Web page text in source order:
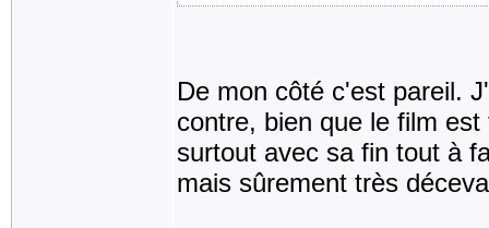
De mon côté c'est pareil.
contre, bien que le film
surtout avec sa fin tout à
mais sûrement très